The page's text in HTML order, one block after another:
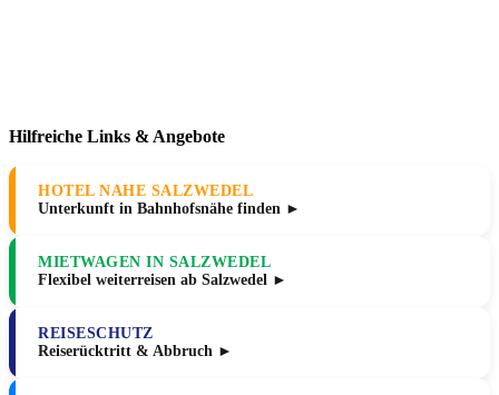
Hilfreiche Links & Angebote
HOTEL NAHE SALZWEDEL
Unterkunft in Bahnhofsnähe finden ►
MIETWAGEN IN SALZWEDEL
Flexibel weiterreisen ab Salzwedel ►
REISESCHUTZ
Reiserücktritt & Abbruch ►